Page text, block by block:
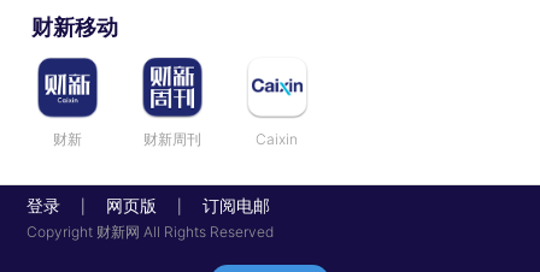
财新移动
财新 财新周刊 Caixin
登录 网页版 订阅电邮
Copyright 财新网 All Rights Reserved